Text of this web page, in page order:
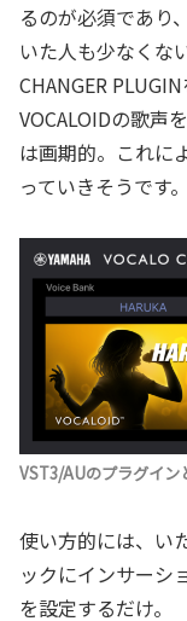
るのが必須であり
いた人も少なくな
CHANGER
VOCALOIDの歌声
は画期的。これに
っていきそうです。
VST3/AUのプラグイン
使い方的には、い
ックにインサーシ
を設定するだけ。